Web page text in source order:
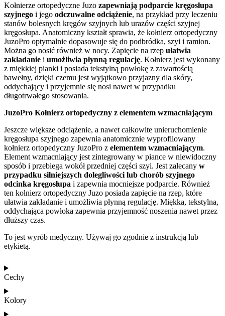
Kołnierze ortopedyczne Juzo zapewniają podparcie kręgosłupa
szyjnego i jego odczuwalne odciążenie, na przykład przy leczeniu
stanów bolesnych kręgów szyjnych lub urazów części szyjnej
kręgosłupa. Anatomiczny kształt sprawia, że kołnierz ortopedyczny
JuzoPro optymalnie dopasowuje się do podbródka, szyi i ramion.
Można go nosić również w nocy. Zapięcie na rzep ułatwia
zakładanie i umożliwia płynną regulację. Kołnierz jest wykonany
z miękkiej pianki i posiada tekstylną powłokę z zawartością
bawełny, dzięki czemu jest wyjątkowo przyjazny dla skóry,
oddychający i przyjemnie się nosi nawet w przypadku
długotrwałego stosowania.
JuzoPro Kołnierz ortopedyczny z elementem wzmacniającym
Jeszcze większe odciążenie, a nawet całkowite unieruchomienie
kręgosłupa szyjnego zapewnia anatomicznie wyprofilowany
kołnierz ortopedyczny JuzoPro z elementem wzmacniającym.
Element wzmacniający jest zintegrowany w piance w niewidoczny
sposób i przebiega wokół przedniej części szyi. Jest zalecany w
przypadku silniejszych dolegliwości lub chorób szyjnego
odcinka kręgosłupa i zapewnia mocniejsze podparcie. Również
ten kołnierz ortopedyczny Juzo posiada zapięcie na rzep, które
ułatwia zakładanie i umożliwia płynną regulację. Miękka, tekstylna,
oddychająca powłoka zapewnia przyjemność noszenia nawet przez
dłuższy czas.
To jest wyrób medyczny. Używaj go zgodnie z instrukcją lub
etykietą.
Cechy
Kolory